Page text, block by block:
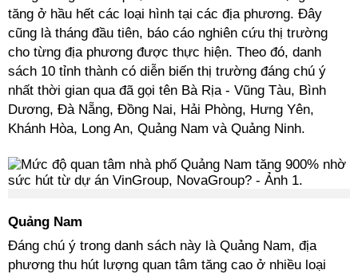
tăng ở hầu hết các loại hình tại các địa phương. Đây
cũng là tháng đầu tiên, báo cáo nghiên cứu thị trường
cho từng địa phương được thực hiện. Theo đó, danh
sách 10 tỉnh thành có diễn biến thị trường đáng chú ý
nhất thời gian qua đã gọi tên Bà Rịa - Vũng Tàu, Bình
Dương, Đà Nẵng, Đồng Nai, Hải Phòng, Hưng Yên,
Khánh Hòa, Long An, Quảng Nam và Quảng Ninh.
Quảng Nam
Đáng chú ý trong danh sách này là Quảng Nam, địa
phương thu hút lượng quan tâm tăng cao ở nhiều loại